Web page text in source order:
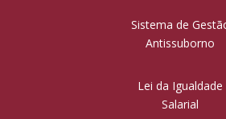
Sistema de
Antissuborno
Lei da Igualdade
Salarial